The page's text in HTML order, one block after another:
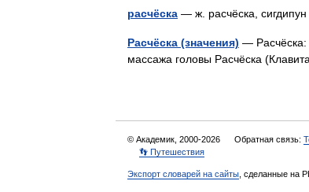
расчёска — ж. расчёска,
Расчёска (значения) — Расчёска:
массажа головы Расчёска
© Академик, 2000-2026 Обратная связь:
👣 Путешествия
Экспорт словарей на сайты , сделанные на